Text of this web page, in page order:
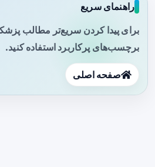
راهنمای سریع
برای پیدا کردن سریع‌تر مطالب
برچسب‌های پرکاربرد استفاده کنید.
صفحه اصلی